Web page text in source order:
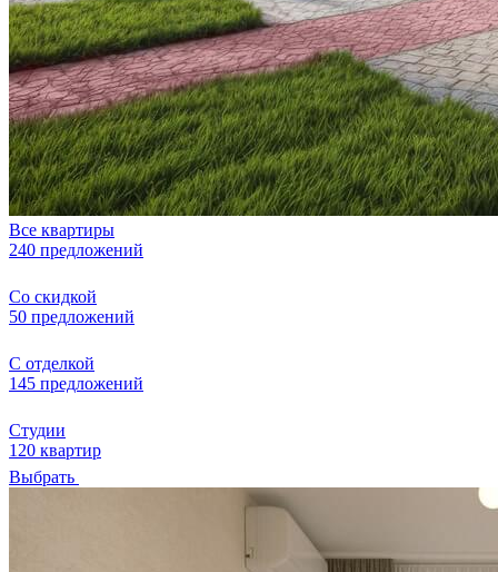
Все квартиры
240 предложений
Со скидкой
50 предложений
С отделкой
145 предложений
Студии
120 квартир
Выбрать